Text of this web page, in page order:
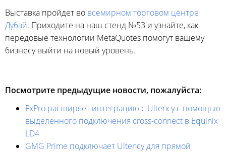
Выставка пройдет во всемирном торговом центре
Дубай. Приходите на наш стенд №53 и узнайте, как
передовые технологии MetaQuotes помогут вашему
бизнесу выйти на новый уровень.
Посмотрите предыдущие новости, пожалуйста:
FxPro расширяет интеграцию с Ultency с помощью
выделенного подключения cross-connect в Equinix
LD4
GMG Prime подключает Ultency для прямой